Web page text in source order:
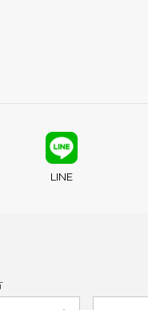
LINE